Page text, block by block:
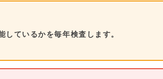
ているかを毎年検査します。